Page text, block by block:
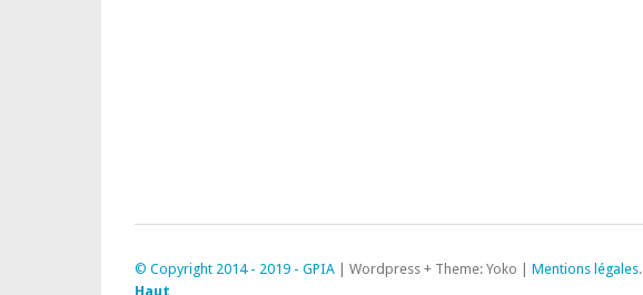
© Copyright 2014 - 2019 - GPIA Wordpress + Theme: Yoko | Mentions légales.
Haut